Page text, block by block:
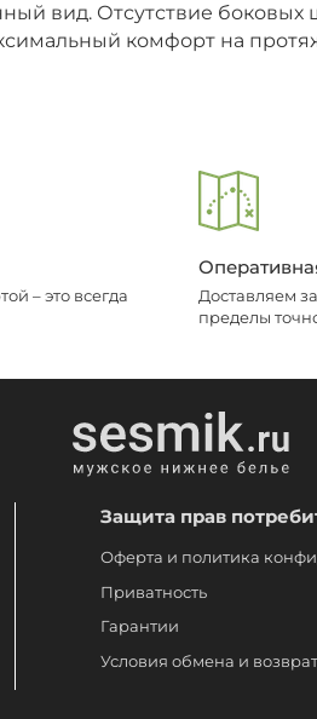
вид. Отсутствие боковых
комфорт на
– это всегда
Доставляем
пределы
Защита прав
Оферта и политика
Приватность
Гарантии
Условия обмена и